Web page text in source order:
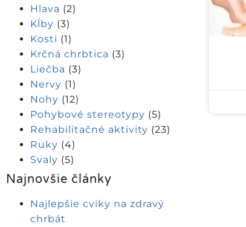
Hlava (2)
Kĺby (3)
Kosti (1)
Krčná chrbtica (3)
Liečba (3)
Nervy (1)
Nohy (12)
Pohybové stereotypy (5)
Rehabilitačné aktivity (23)
Ruky (4)
Svaly (5)
Najnovšie články
Najlepšie cviky na zdravý
chrbát